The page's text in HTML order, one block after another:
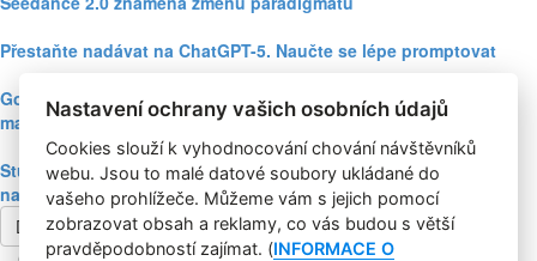
Přestaňte nadávat na ChatGPT-5. Naučte se lépe promptovat
Google Nano Banana nabízí dosud největší potenciál pro
marketing mezi genAI modely pro tvorbu obrázků
Studie: Využívání generativní AI mezi spotřebiteli při online
nakupování prudce roste
Další článek
Nastavení ochrany vašich osobních údajů
Cookies slouží k vyhodnocování chování návštěvníků
webu. Jsou to malé datové soubory ukládané do
vašeho prohlížeče. Můžeme vám s jejich pomocí
zobrazovat obsah a reklamy, co vás budou s větší
pravděpodobností zajímat. (INFORMACE O